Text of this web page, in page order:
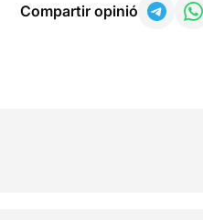
Compartir opinió